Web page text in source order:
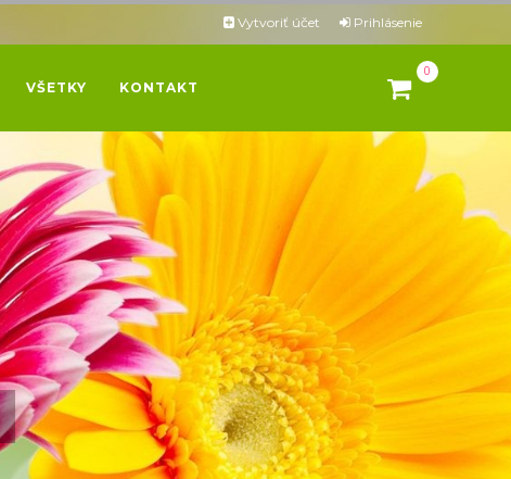
Vytvoriť účet Prihlásenie
VŠETKY KONTAKT
0